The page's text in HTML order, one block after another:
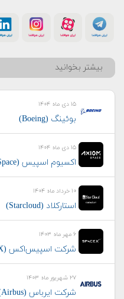
بیشتر بخوانید
۱۵ دی ماه ۱۴۰۴
بوئینگ (Boeing)
۱۵ دی ماه ۱۴۰۴
اکسیوم اسپیس (Axiom Space)
۱۰ خرداد ماه ۱۴۰۴
استارکلاد (Starcloud)
۶ مهر ماه ۱۴۰۳
شرکت اسپیس‌اکس (SpaceX)
۲۷ شهریور ماه ۱۴۰۳
شرکت ایرباس (Airbus)